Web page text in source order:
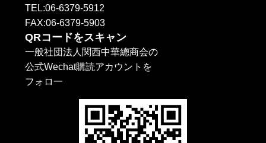
TEL:06-6379-5912
FAX:06-6379-5903
QRコードをスキャン
一般社団法人関西中華總商会の
公式Wechat購読アカウントを
フォロ一